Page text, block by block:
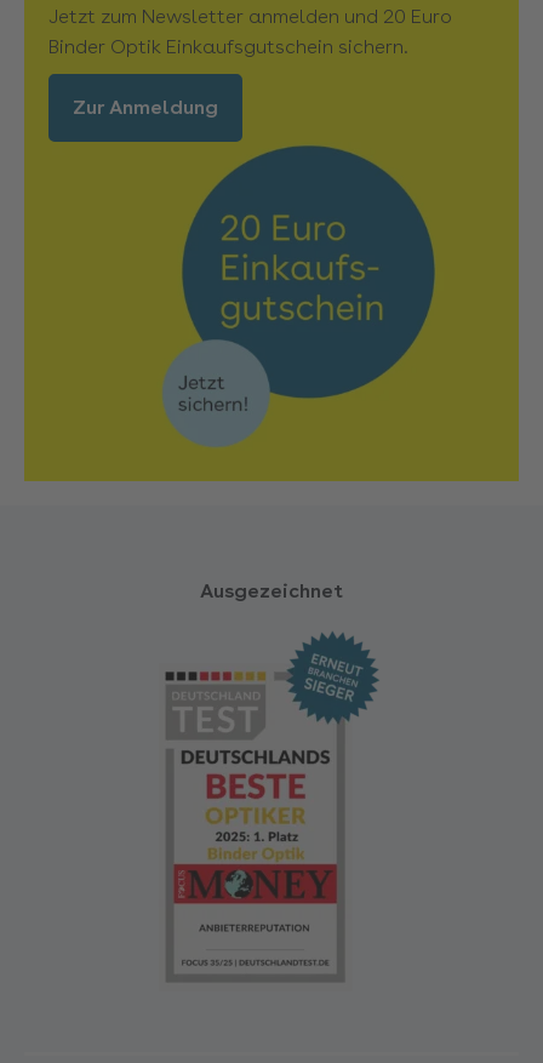
Jetzt zum Newsletter anmelden und 20 Euro
Binder Optik Einkaufsgutschein sichern.
Zur Anmeldung
Ausgezeichnet